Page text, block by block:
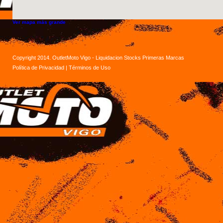
Ver mapa más grande
Copyright 2014. OutletMoto Vigo - Liquidacion Stocks Primeras Marcas
Política de Privacidad | Términos de Uso